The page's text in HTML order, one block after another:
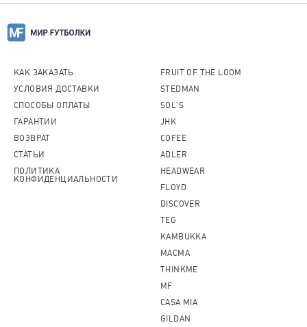
КАК ЗАКАЗАТЬ
УСЛОВИЯ ДОСТАВКИ
СПОСОБЫ ОПЛАТЫ
ГАРАНТИИ
ВОЗВРАТ
СТАТЬИ
ПОЛИТИКА
КОНФИДЕНЦИАЛЬНОСТИ
FRUIT OF THE LOOM
STEDMAN
SOL'S
JHK
COFEE
ADLER
HEADWEAR
FLOYD
DISCOVER
TEG
KAMBUKKA
MACMA
THINKME
MF
CASA MIA
GILDAN